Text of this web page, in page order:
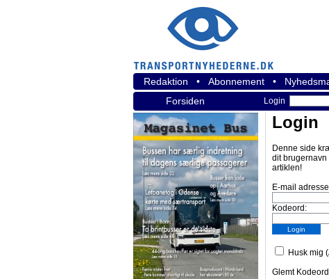
Redaktion • Abonnement •
Forsiden
Login
Login
Denne side
dit brugernavn
artiklen!
E-mail
Kodeord:
Husk mig
Glemt